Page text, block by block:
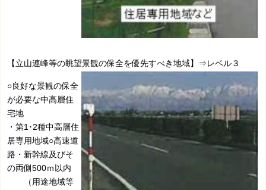
【立山連峰等の眺望景観の保全を優先すべき地域】⇒レベル３
○良好な景観の保全
が必要な中高層住
宅地
・第1･2種中高層住
居専用地域○高速道
路・新幹線及びそ
の両側500ｍ以内
（用途地域等